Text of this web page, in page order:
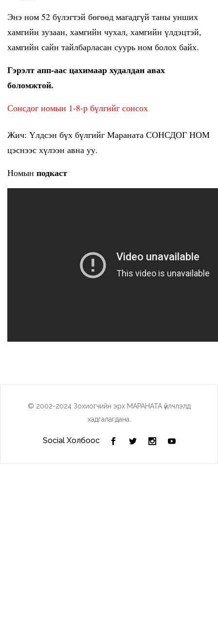
Энэ ном 52 бүлэгтэй бөгөөд магадгүй таны унших
хамгийн зузаан, хамгийн чухал, хамгийн үлдэцтэй,
хамгийн сайн тайлбарласан суурь ном болох байх.
Гэрэлт апп-аас цахимаар худалдан авах
боломжтой.
Сонсдог номын 1-8-р бүлгийг сонсох
Жич: Үлдсэн бүх бүлгийг Мараната СОНСДОГ НОМ
цэснээс хүлээн авна уу.
Номын подкаст
© 2002-2024 Зохиогчийн эрх МАРАНАТА үйлчлэлд
хадгалагдана.
Social Холбоос